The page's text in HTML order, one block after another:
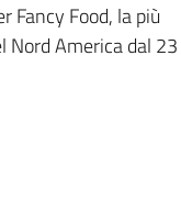
Fancy Food, la più
America dal